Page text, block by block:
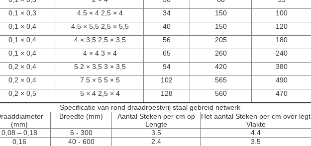
0,1 × 0,3
4.5 × 4 2,5 × 4 34 150
100
0,1 × 0,4
4.5 × 5,5 2,5 × 5,5 40 150
120
0,1 × 0,4
4 × 3,5 2,5 × 3,5 56 205
180
0,1 × 0,4
4 × 4 3 × 4 65 260
240
0,2 × 0,4
5.2 × 3,5 3 × 3,5 94 420
380
0,2 × 0,4
7.5 × 5 5 × 5 102 565
490
0,2 × 0,5
5 × 4 2,5 × 4 128 560
470
Specificatie van rond draadroestvrij staal gebreid netwerk
(mm)
Breedte (mm)
Aantal Steken per cm op
Lengte
Het aantal Steken per cm over legt
Vlakte
0,08 – 0,18
6 - 300 3.5
4.4
0,16
40 - 600 2.4
3.5